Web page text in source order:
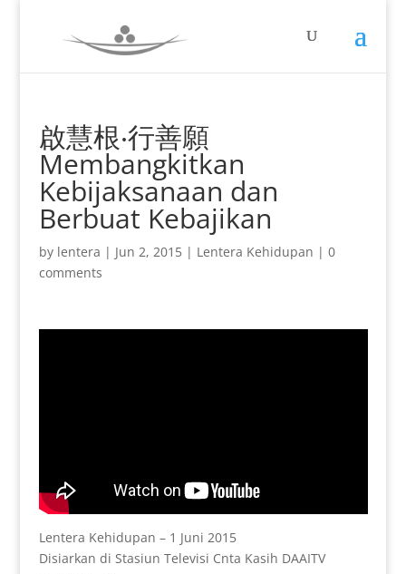
啟慧根‧行善願
Membangkitkan
Kebijaksanaan dan
Berbuat Kebajikan
by lentera | Jun 2, 2015| Lentera Kehidupan | 0
comments
Lentera Kehidupan – 1 Juni 2015
Disiarkan di Stasiun Televisi Cnta Kasih DAAITV